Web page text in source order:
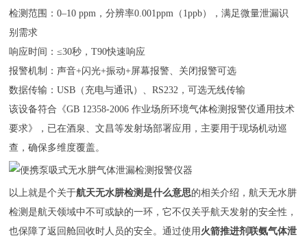
检测范围：0–10 ppm，分辨率0.001ppm（1ppb），满足微量泄漏识
别需求
响应时间：≤30秒，T90快速响应
报警机制：声音+闪光+振动+屏幕报警、关闭报警可选
数据传输：USB（充电与通讯）、RS232，可选无线传输
该设备符合《GB 12358-2006 作业场所环境气体检测报警仪通用技术
要求》，已在酒泉、文昌等发射场部署应用，主要用于现场机动巡
查，确保多维度覆盖。
以上就是个关于航天无水肼检测是什么意思的相关介绍，航天无水肼
检测是航天领域中不可或缺的一环，它不仅关乎航天发射的安全性，
也保障了返回舱回收时人员的安全。通过使用 火箭推进剂联氨气体泄